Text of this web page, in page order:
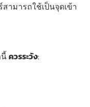
ามารถใช้เป็นจุดเข้า
ควรระวัง: